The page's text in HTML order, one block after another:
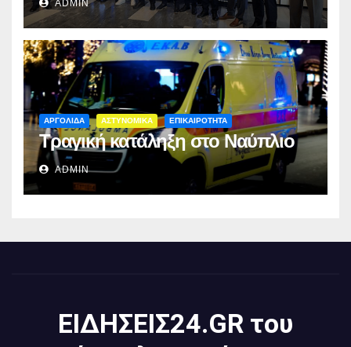
ADMIN
ΑΡΓΟΛΙΔΑ ΑΣΤΥΝΟΜΙΚΑ ΕΠΙΚΑΙΡΟΤΗΤΑ
Τραγική κατάληξη στο Ναύπλιο
ADMIN
ΕΙΔΗΣΕΙΣ24.GR του